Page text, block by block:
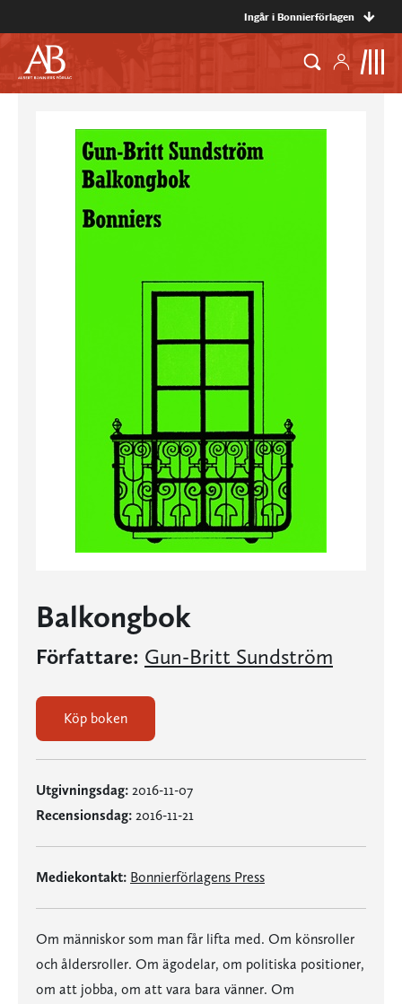
Ingår i Bonnierförlagen
Balkongbok
Författare: Gun-Britt Sundström
Köp boken
Utgivningsdag: 2016-11-07
Recensionsdag: 2016-11-21
Mediekontakt: Bonnierförlagens Press
Om människor som man får lifta med. Om könsroller
och åldersroller. Om ägodelar, om politiska positioner,
om att jobba, om att vara bara vänner. Om